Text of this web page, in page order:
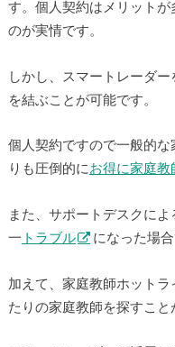
す。個人契約はメリット
のが実情です。
しかし、スマートレーダ
を結ぶことが可能です。
個人契約ですので一般的
りも圧倒的にお得に家庭教
また、サポートデスクに
一 トラブル になった場合
加えて、家庭教師ホット
たりの家庭教師を探すこと